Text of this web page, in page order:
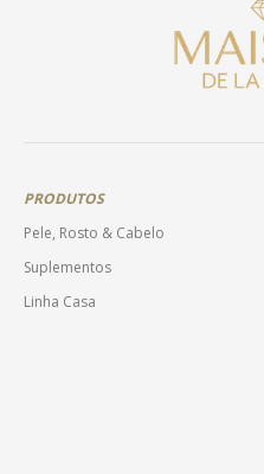
PRODUTOS
Pele, Rosto & Cabelo
Suplementos
Linha Casa